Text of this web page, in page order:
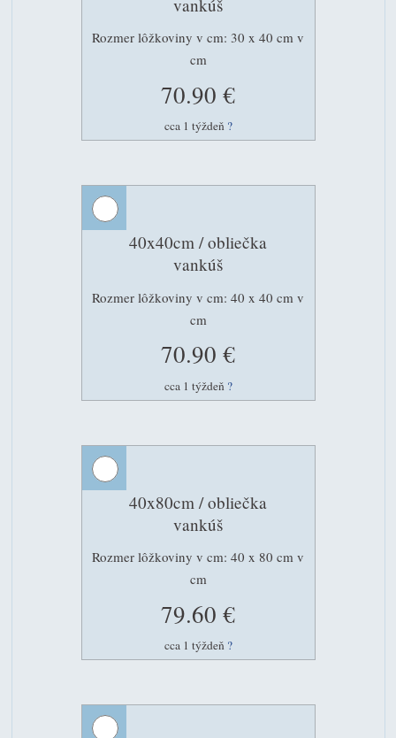
vankúš
Rozmer lôžkoviny v cm: 30 x 40 cm v
cm
70.90 €
cca 1 týždeň ?
40x40cm / obliečka
vankúš
Rozmer lôžkoviny v cm: 40 x 40 cm v
cm
70.90 €
cca 1 týždeň ?
40x80cm / obliečka
vankúš
Rozmer lôžkoviny v cm: 40 x 80 cm v
cm
79.60 €
cca 1 týždeň ?